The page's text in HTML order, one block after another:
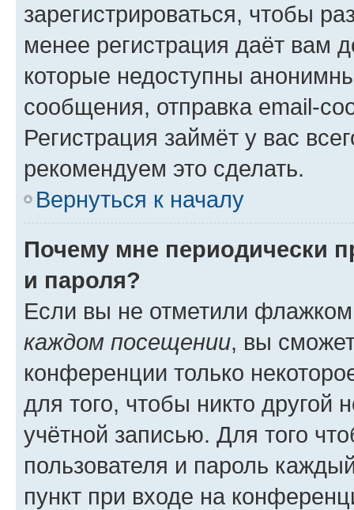
зарегистрироваться, чтобы
менее регистрация даёт вам
которые недоступны
сообщения, отправка email-
Регистрация займёт у вас
рекомендуем это сделать.
Вернуться к началу
Почему мне периодически
и пароля?
Если вы не отметили
каждом посещении, вы
конференции только
для того, чтобы никто другой
учётной записью. Для того
пользователя и пароль
пункт при входе на